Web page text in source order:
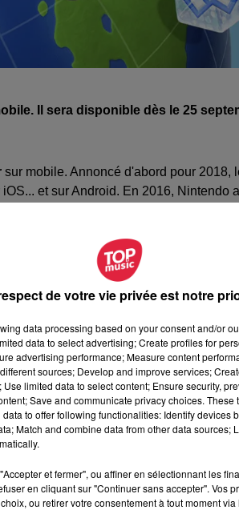
Il sera disponible dès le 25
sur mobile. Annoncé d'abord pour 2018,
et sur Android. En 2016, Nintendo
cette fois-ci.
courses sur un circuit rempli de pièges
kart rien qu'avec ses doigts. Mais
donc de diriger la voiture et de gérer
de personnages, il faudra payer.
Rédaction
de votre vie privée est notre
data processing based on your consent and/or
data to select advertising; Create profiles for
advertising performance; Measure content
sources; Develop and improve services;
limited data to select content; Ensure security,
Save and communicate privacy choices.
to offer following functionalities: Identify devices
Match and combine data from other data sources;
et fermer", ou affiner en sélectionnant les
en cliquant sur "Continuer sans accepter". Vos
ou retirer votre consentement à tout moment